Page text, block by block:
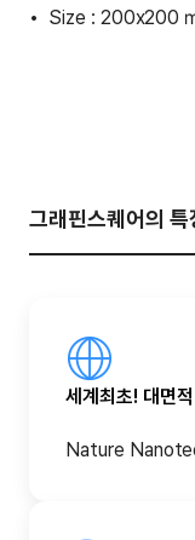
Size :
그래핀스퀘어의 특
세계최초! 대면
Nature